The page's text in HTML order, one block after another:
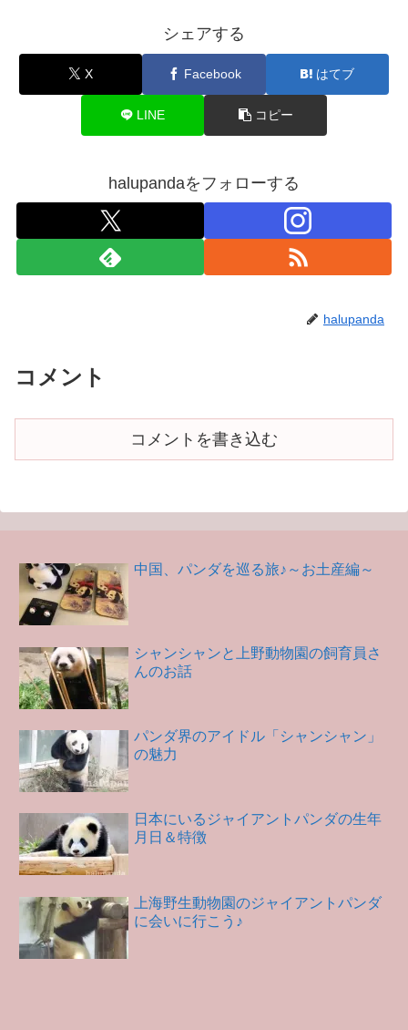
シェアする
X Facebook はてブ
LINE コピー
halupandaをフォローする
halupanda
コメント
コメントを書き込む
中国、パンダを巡る旅♪～お土産編～
シャンシャンと上野動物園の飼育員さ
んのお話
パンダ界のアイドル「シャンシャン」
の魅力
日本にいるジャイアントパンダの生年
月日＆特徴
上海野生動物園のジャイアントパンダ
に会いに行こう♪